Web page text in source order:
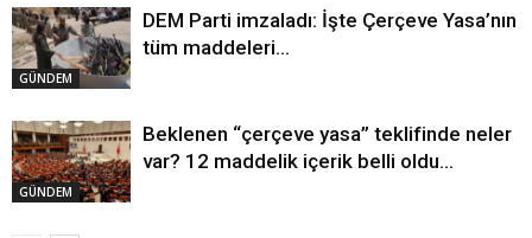
GÜNDEM
DEM Parti imzaladı: İşte Çerçeve Yasa’nın
tüm maddeleri…
GÜNDEM
Beklenen “çerçeve yasa” teklifinde neler
var? 12 maddelik içerik belli oldu…